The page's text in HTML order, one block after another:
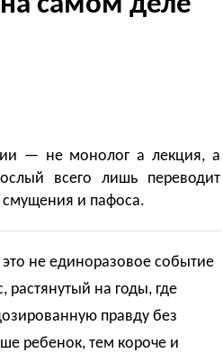
— не монолог а лекция, а
всего лишь переводит
смущения и пафоса.
не единоразовое событие
на годы, где
правду без
ребенок, тем короче и